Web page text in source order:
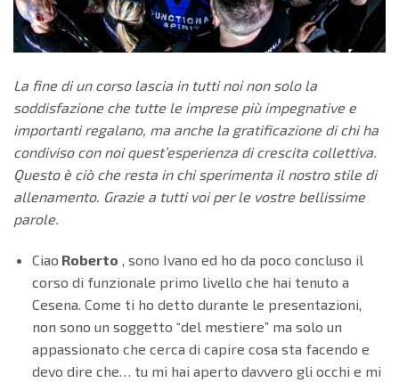
La fine di un corso lascia in tutti noi non solo la
soddisfazione che tutte le imprese più impegnative e
importanti regalano, ma anche la gratificazione di chi ha
condiviso con noi quest’esperienza di crescita collettiva.
Questo è ciò che resta in chi sperimenta il nostro stile di
allenamento. Grazie a tutti voi per le vostre bellissime
parole.
Ciao Roberto , sono Ivano ed ho da poco concluso il
corso di funzionale primo livello che hai tenuto a
Cesena. Come ti ho detto durante le presentazioni,
non sono un soggetto “del mestiere” ma solo un
appassionato che cerca di capire cosa sta facendo e
devo dire che… tu mi hai aperto davvero gli occhi e mi